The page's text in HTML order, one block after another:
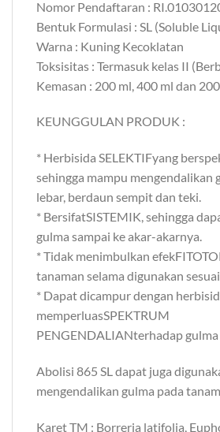
Nomor Pendaftaran :
Bentuk Formulasi : SL (Soluble
Warna : Kuning Kecoklatan
Toksisitas : Termasuk kelas II
Kemasan : 200 ml, 400 ml dan 200
KEUNGGULAN PRODUK :
* Herbisida SELEKTIFyang
sehingga mampu mengendalikan
lebar, berdaun sempit dan teki.
* BersifatSISTEMIK, sehingga
gulma sampai ke akar-akarnya.
* Tidak menimbulkan
tanaman selama digunakan
* Dapat dicampur dengan
memperluasSPEKTRUM
PENGENDALIANterhadap gulma
Abolisi 865 SL dapat juga
mengendalikan gulma pada
Karet TM : Borreria latifolia,